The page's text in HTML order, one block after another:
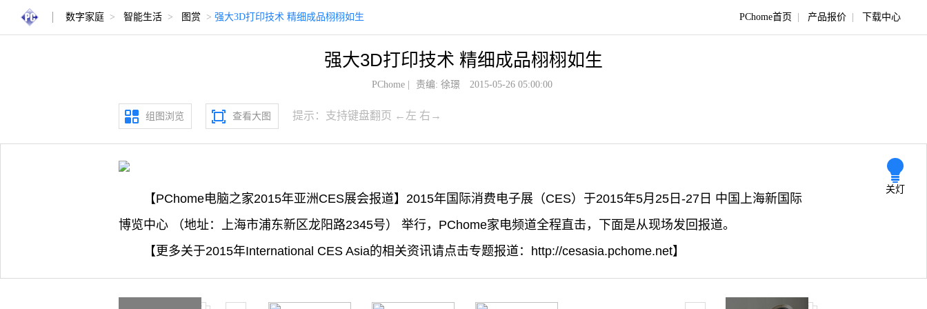
数字家庭 > 智能生活 > 图赏 > 强大3D打印技术 精细成品栩栩如生 PChome首页 产品报价 下载中心
强大3D打印技术 精细成品栩栩如生
PChome| 责编: 徐璟 2015-05-26 05:00:00
组图浏览 查看大图 提示：支持键盘翻页 ←左 右→
关灯
【PChome电脑之家2015年亚洲CES展会报道】2015年国际消费电子展（CES）于2015年5月25日-27日 中国上海新国际
博览中心 （地址：上海市浦东新区龙阳路2345号） 举行，PChome家电频道全程直击，下面是从现场发回报道。
【更多关于2015年International CES Asia的相关资讯请点击专题报道：http://cesasia.pchome.net】